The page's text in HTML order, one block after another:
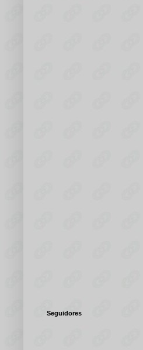
Seguidores